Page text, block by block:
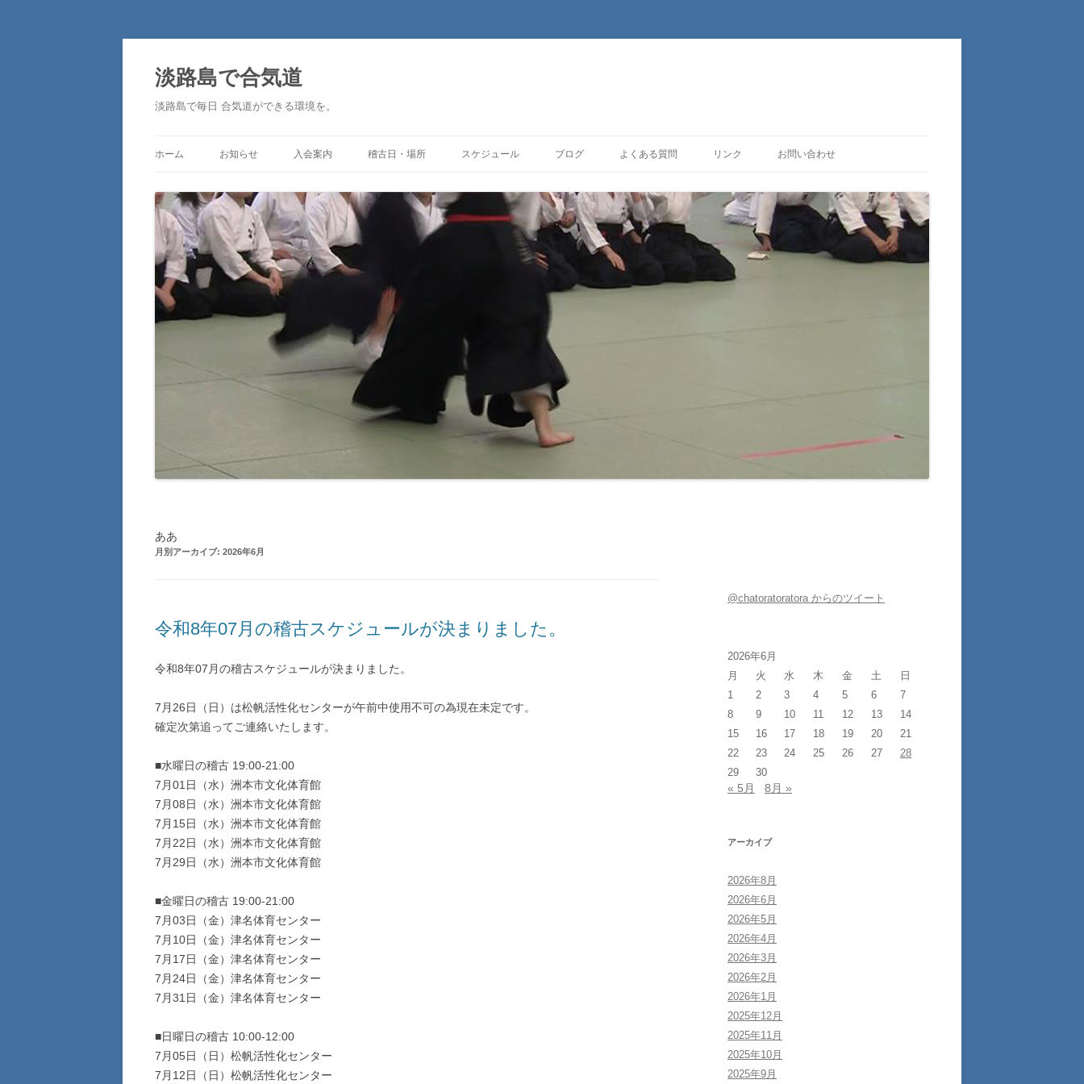
淡路島で合気道
淡路島で毎日 合気道ができる環境を。
ホーム お知らせ 入会案内 稽古日・場所 スケジュール ブログ よくある質問 リンク お問い合わせ
ああ
月別アーカイブ: 2026年6月
令和8年07月の稽古スケジュールが決まりました。
令和8年07月の稽古スケジュールが決まりました。
7月26日（日）は松帆活性化センターが午前中使用不可の為現在未定です。
確定次第追ってご連絡いたします。
■水曜日の稽古 19:00-21:00
7月01日（水）洲本市文化体育館
7月08日（水）洲本市文化体育館
7月15日（水）洲本市文化体育館
7月22日（水）洲本市文化体育館
7月29日（水）洲本市文化体育館
■金曜日の稽古 19:00-21:00
7月03日（金）津名体育センター
7月10日（金）津名体育センター
7月17日（金）津名体育センター
7月24日（金）津名体育センター
7月31日（金）津名体育センター
■日曜日の稽古 10:00-12:00
7月05日（日）松帆活性化センター
7月12日（日）松帆活性化センター
@chatoratoratora からのツイート
2026年6月
月
火 水 木 金 土
日
1
2 3 4 5 6
7
8
9 10 11 12 13
14
15
16 17 18 19 20
21
22
23 24 25 26 27
28
29
30
« 5月 8月 »
アーカイブ
2026年8月
2026年6月
2026年5月
2026年4月
2026年3月
2026年2月
2026年1月
2025年12月
2025年11月
2025年10月
2025年9月